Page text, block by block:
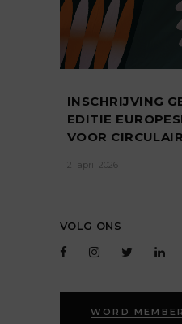
INSCHRIJVING
EDITIE
VOOR
21 april 2026
VOLG ONS
WORD MEMBER